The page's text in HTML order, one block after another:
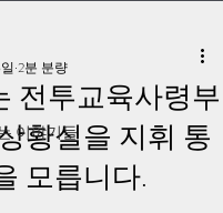
이야기들
전투교육사령부
황실을 지휘 통
모릅니다.
2분 분량